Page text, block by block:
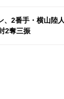
、2番手・横山陸
2奪三振